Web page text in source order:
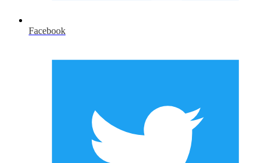
Facebook